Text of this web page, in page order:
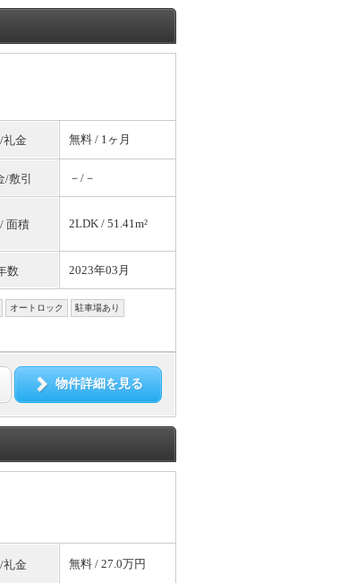
礼金 無料 / 1ヶ月
/敷引 －/－
面積 2LDK / 51.41m²
数 2023年03月
オートロック 駐車場あり
物件詳細を見る
礼金 無料 / 27.0万円